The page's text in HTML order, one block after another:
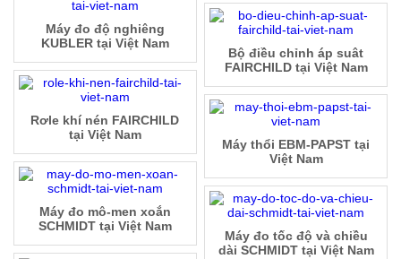
Máy đo độ nghiêng
KUBLER tại Việt Nam
Bộ điều chỉnh áp suât
FAIRCHILD tại Việt Nam
Rơle khí nén FAIRCHILD
tại Việt Nam
Máy thổi EBM-PAPST tại
Việt Nam
Máy đo mô-men xoắn
SCHMIDT tại Việt Nam
Máy đo tốc độ và chiều
dài SCHMIDT tại Việt Nam